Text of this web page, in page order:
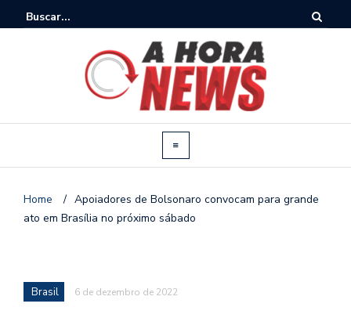
Home / Apoiadores de Bolsonaro convocam para grande
ato em Brasília no próximo sábado
Brasil 6 de dezembro de 2022